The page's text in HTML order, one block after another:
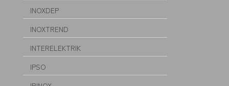
INOXDEP
INOXTREND
INTERELEKTRIK
IPSO